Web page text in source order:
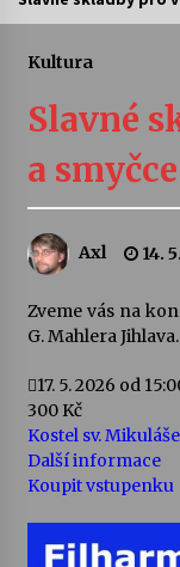
Kultura
Slavné
a smyčce
Axl 14.
Zveme vás na
G. Mahlera Jihlava.
17. 5. 2026 od
300 Kč
Kostel sv.
Další informace
Koupit vstupenku